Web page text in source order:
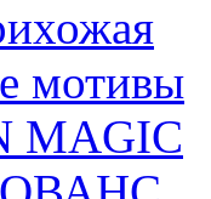
мотивы
MAGIС